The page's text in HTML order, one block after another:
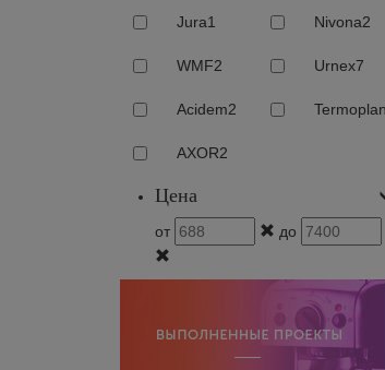
Jura1 Nivona2
WMF2 Urnex7
Acidem2 Termoplan
AXOR2
Цена
от до